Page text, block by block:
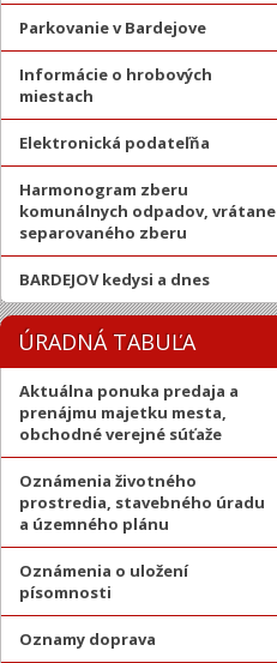
Parkovanie v Bardejove
Informácie o hrobových
miestach
Elektronická podateľňa
Harmonogram zberu
komunálnych odpadov, vrátane
separovaného zberu
BARDEJOV kedysi a dnes
ÚRADNÁ TABUĽA
Aktuálna ponuka predaja a
prenájmu majetku mesta,
obchodné verejné súťaže
Oznámenia životného
prostredia, stavebného úradu
a územného plánu
Oznámenia o uložení
písomnosti
Oznamy doprava